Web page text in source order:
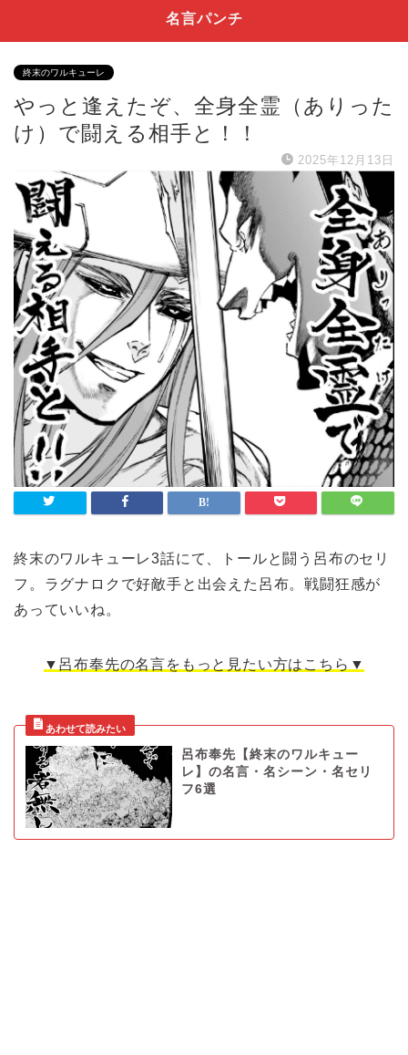
名言パンチ
終末のワルキューレ
やっと逢えたぞ、全身全霊（ありった
け）で闘える相手と！！
2025年12月13日
終末のワルキューレ3話にて、トールと闘う呂布のセリ
フ。ラグナロクで好敵手と出会えた呂布。戦闘狂感が
あっていいね。
▼呂布奉先の名言をもっと見たい方はこちら▼
呂布奉先【終末のワルキュー
レ】の名言・名シーン・名セリ
フ6選